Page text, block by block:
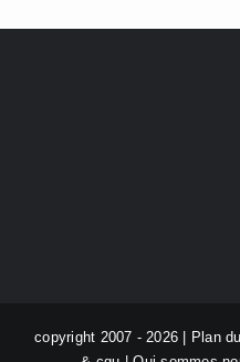
copyright 2007 - 2026 | Plan